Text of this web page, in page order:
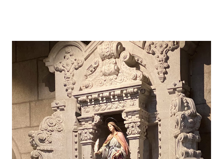
(2019.10.25) Feira Semanal em Viana do Castelo (2019.10.25)
Feira Semanal em Viana do Castelo (2019.10.25) Feira Semanal
em Viana do Castelo (2019.10.25) Feira Semanal em Viana do
Castelo (2019.10.25) Feira Semanal em Viana do Castelo
(2019.10.25)